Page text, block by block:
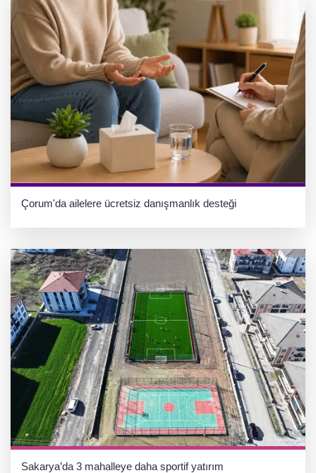
Çorum'da ailelere ücretsiz danışmanlık desteği
Sakarya’da 3 mahalleye daha sportif yatırım